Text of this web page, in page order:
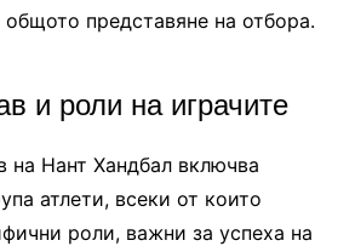
представяне на отбора.
и роли на играчите
на Нант Хандбал включва
атлети, всеки от които
роли, важни за успеха на